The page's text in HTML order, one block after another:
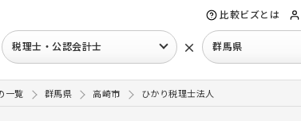
比較ビズとは
税理士・公認会計士 × 群馬県
一覧 群馬県 高崎市 ひかり税理士法人